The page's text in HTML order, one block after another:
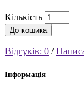
Кількість
До кошика
Відгуків: 0 /
Інформація